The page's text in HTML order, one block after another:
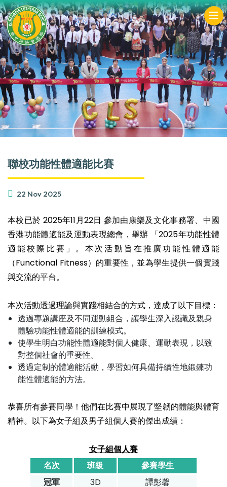
聯校功能性體適能比賽
22 Nov 2025
本校已於 2025年11月22日 參加由康樂及文化事務署、中國
香港功能體適能及運動表現總會，舉辦 「2025年功能性體
適能校際比賽」。本次活動旨在推廣功能性體適能
（Functional Fitness）的重要性，並為學生提供一個實踐
與交流的平台。
本次活動透過理論與實踐相結合的方式，達成了以下目標：
透過專題講座及不同運動組合，讓學生深入認識及親身
體驗功能性體適能的訓練模式。
使學生明白功能性體適能對個人健康、運動表現，以致
對整個社會的重要性。
透過定制的體適能活動，學習如何具備持續性地鍛鍊功
能性體適能的方法。
恭喜所有參賽同學！他們在比賽中展現了堅韌的體能與體育
精神。以下為女子組及男子組個人賽的傑出成績：
女子組個人賽
名次
班級
參賽學生
冠軍
3D
譚彭馨